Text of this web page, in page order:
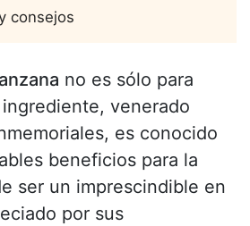
consejos
no es sólo para
venerado
es conocido
beneficios para la
ser un imprescindible en
por sus